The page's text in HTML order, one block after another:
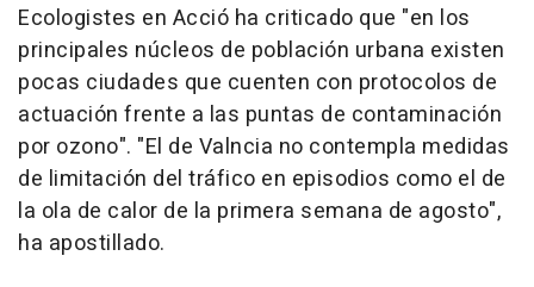
Ecologistes en Acció ha criticado que "en los
principales núcleos de población urbana existen
pocas ciudades que cuenten con protocolos de
actuación frente a las puntas de contaminación
por ozono". "El de Valncia no contempla medidas
de limitación del tráfico en episodios como el de
la ola de calor de la primera semana de agosto",
ha apostillado.